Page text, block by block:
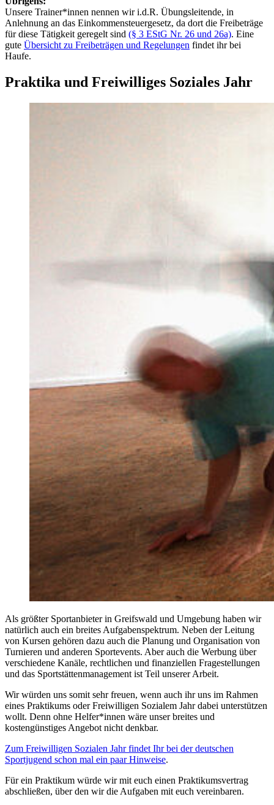
Unsere Trainer*innen nennen wir i.d.R. Übungsleitende, in
Anlehnung an das Einkommensteuergesetz, da dort die Freibeträge
für diese Tätigkeit geregelt sind (§ 3 EStG Nr. 26 und 26a). Eine
gute Übersicht zu Freibeträgen und Regelungen findet ihr bei
Haufe.
Praktika und Freiwilliges Soziales Jahr
Als größter Sportanbieter in Greifswald und Umgebung haben wir
natürlich auch ein breites Aufgabenspektrum. Neben der Leitung
von Kursen gehören dazu auch die Planung und Organisation von
Turnieren und anderen Sportevents. Aber auch die Werbung über
verschiedene Kanäle, rechtlichen und finanziellen Fragestellungen
und das Sportstättenmanagement ist Teil unserer Arbeit.
Wir würden uns somit sehr freuen, wenn auch ihr uns im Rahmen
eines Praktikums oder Freiwilligen Sozialem Jahr dabei unterstützen
wollt. Denn ohne Helfer*innen wäre unser breites und
kostengünstiges Angebot nicht denkbar.
Zum Freiwilligen Sozialen Jahr findet Ihr bei der deutschen
Sportjugend schon mal ein paar Hinweise.
Für ein Praktikum würde wir mit euch einen Praktikumsvertrag
abschließen, über den wir die Aufgaben mit euch vereinbaren.